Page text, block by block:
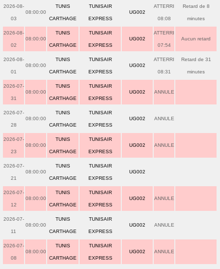
2026-08-
03
08:00:00
TUNIS
CARTHAGE
TUNISAIR
EXPRESS
UG002
ATTERRI
08:08
Retard de 8
minutes
2026-08-
02
08:00:00
TUNIS
CARTHAGE
TUNISAIR
EXPRESS
UG002
ATTERRI
07:54
Aucun retard
2026-08-
01
08:00:00
TUNIS
CARTHAGE
TUNISAIR
EXPRESS
UG002
ATTERRI
08:31
Retard de 31
minutes
2026-07-
31
08:00:00
TUNIS
CARTHAGE
TUNISAIR
EXPRESS
UG002 ANNULE
2026-07-
28
08:00:00
TUNIS
CARTHAGE
TUNISAIR
EXPRESS
UG002 ANNULE
2026-07-
23
08:00:00
TUNIS
CARTHAGE
TUNISAIR
EXPRESS
UG002 ANNULE
2026-07-
21
08:00:00
TUNIS
CARTHAGE
TUNISAIR
EXPRESS
UG002
2026-07-
12
08:00:00
TUNIS
CARTHAGE
TUNISAIR
EXPRESS
UG002 ANNULE
2026-07-
11
08:00:00
TUNIS
CARTHAGE
TUNISAIR
EXPRESS
UG002 ANNULE
2026-07-
08
08:00:00
TUNIS
CARTHAGE
TUNISAIR
EXPRESS
UG002 ANNULE